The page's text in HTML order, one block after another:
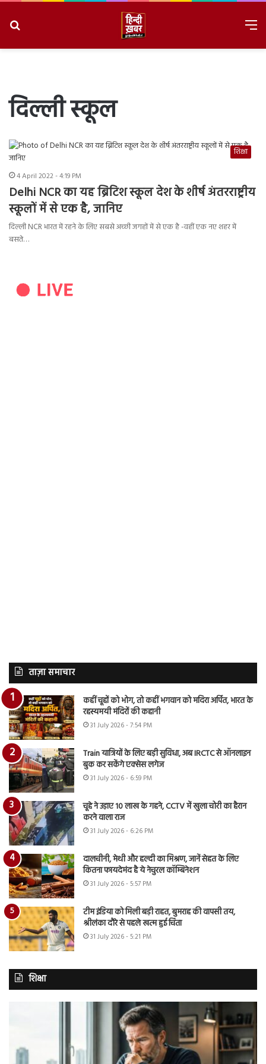
दिल्ली स्कूल
शिक्षा
4 April 2022 - 4:19 PM
Delhi NCR का यह ब्रिटिश स्कूल देश के शीर्ष अंतरराष्ट्रीय
स्कूलों में से एक है, जानिए
दिल्ली NCR भारत में रहने के लिए सबसे अच्छी जगहों में से एक है -वहीं एक नए शहर में
बसते…
ताज़ा समाचार
कहीं चूहों को भोग, तो कहीं भगवान को मदिरा अर्पित, भारत के
रहस्यमयी मंदिरों की कहानी
31 July 2026 - 7:54 PM
Train यात्रियों के लिए बड़ी सुविधा, अब IRCTC से ऑनलाइन
बुक कर सकेंगे एक्सेस लगेज
31 July 2026 - 6:59 PM
चूहे ने उड़ाए 10 लाख के गहने, CCTV में खुला चोरी का हैरान
करने वाला राज
31 July 2026 - 6:26 PM
दालचीनी, मेथी और हल्दी का मिश्रण, जानें सेहत के लिए
कितना फायदेमंद है ये नेचुरल कॉम्बिनेशन
31 July 2026 - 5:57 PM
टीम इंडिया को मिली बड़ी राहत, बुमराह की वापसी तय,
श्रीलंका दौरे से पहले खत्म हुई चिंता
31 July 2026 - 5:21 PM
शिक्षा